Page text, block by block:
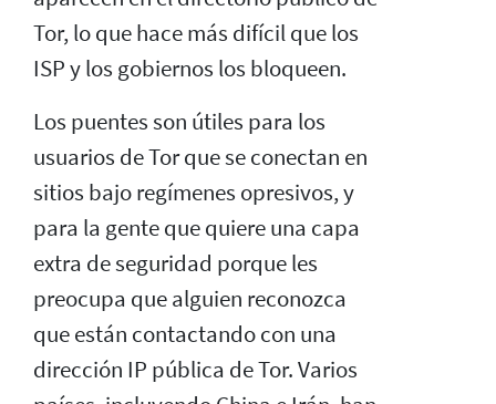
Tor, lo que hace más difícil que los
ISP y los gobiernos los bloqueen.
Los puentes son útiles para los
usuarios de Tor que se conectan en
sitios bajo regímenes opresivos, y
para la gente que quiere una capa
extra de seguridad porque les
preocupa que alguien reconozca
que están contactando con una
dirección IP pública de Tor. Varios